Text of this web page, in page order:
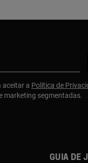
aceitar a Política de
marketing segmentadas.
Guia de